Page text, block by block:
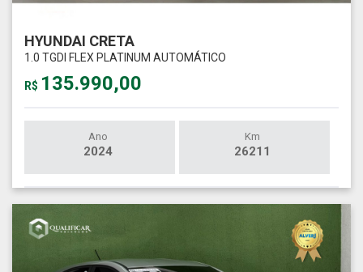
HYUNDAI CRETA
1.0 TGDI FLEX PLATINUM AUTOMÁTICO
R$ 135.990,00
Ano
2024
Km
26211